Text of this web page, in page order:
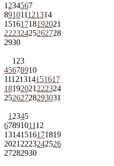
1 234567
891011121314
15161718192021
22232425262728
2930
1 23
45678910
11121314151617
18192021 222324
25262728293031
1 2345
6789101112
13141516171819
2021 2223242526
27282930